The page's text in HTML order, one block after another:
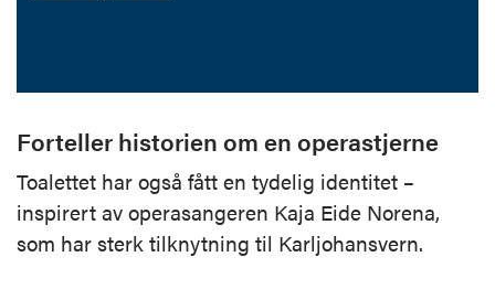
Forteller historien om en operastjerne
Toalettet har også fått en tydelig identitet –
inspirert av operasangeren Kaja Eide Norena,
som har sterk tilknytning til Karljohansvern.